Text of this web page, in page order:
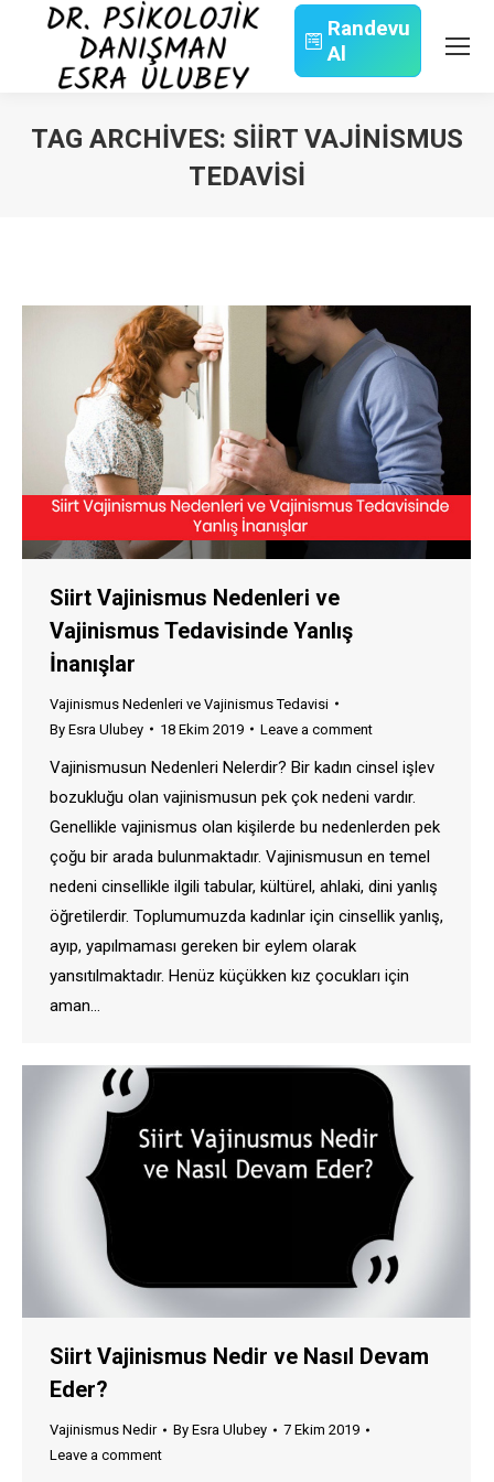
Randevu
Al
TAG ARCHIVES: SIIRT VAJINISMUS
TEDAVISI
Siirt Vajinismus Nedenleri ve
Vajinismus Tedavisinde Yanlış
İnanışlar
Vajinismus Nedenleri ve Vajinismus Tedavisi
By Esra Ulubey 18 Ekim 2019 Leave a comment
Vajinismusun Nedenleri Nelerdir? Bir kadın cinsel işlev
bozukluğu olan vajinismusun pek çok nedeni vardır.
Genellikle vajinismus olan kişilerde bu nedenlerden pek
çoğu bir arada bulunmaktadır. Vajinismusun en temel
nedeni cinsellikle ilgili tabular, kültürel, ahlaki, dini yanlış
öğretilerdir. Toplumumuzda kadınlar için cinsellik yanlış,
ayıp, yapılmaması gereken bir eylem olarak
yansıtılmaktadır. Henüz küçükken kız çocukları için
aman…
Siirt Vajinismus Nedir ve Nasıl Devam
Eder?
Vajinismus Nedir By Esra Ulubey
7 Ekim 2019
Leave a comment